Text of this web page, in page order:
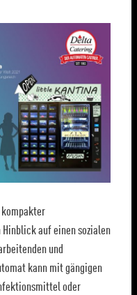
auf einen sozialen
und
kann mit gängigen
oder